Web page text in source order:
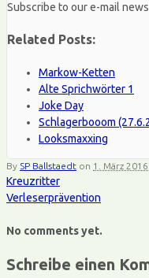
Subscribe to our e-mail
Related Posts:
Markow-Ketten
Alte Sprichwörter 1
Joke Day
Schlagerbooom
Looksmaxxing
By SP Ballstaedt on 1. März 2016
Kreuzritter
Verleserprävention
No comments yet.
Schreibe einen